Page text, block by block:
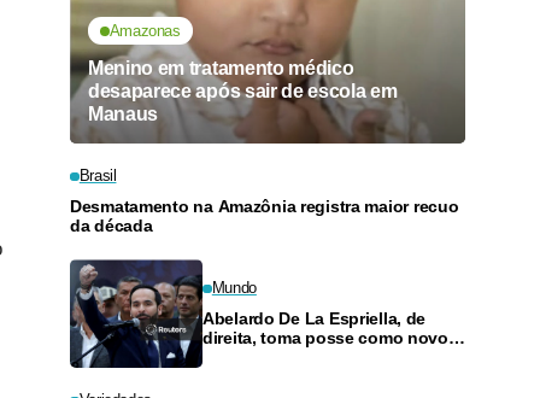
Amazonas
Menino em tratamento médico
desaparece após sair de escola em
Manaus
Brasil
Desmatamento na Amazônia registra maior recuo
da década
Mundo
Abelardo De La Espriella, de
direita, toma posse como novo